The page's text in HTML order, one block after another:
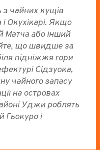
чайних кущів
Окухікарі. Якщо
Матча або інший
що швидше за
підніжжя гори
Сідзуока,
чайного запасу
на островах
Уджи роблять
і